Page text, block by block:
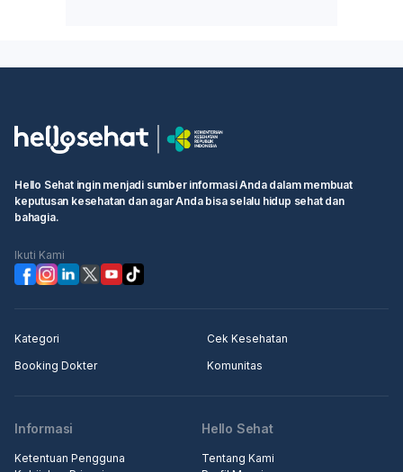
Hello Sehat ingin menjadi sumber informasi Anda dalam membuat
keputusan kesehatan dan agar Anda bisa selalu hidup sehat dan
bahagia.
Ikuti Kami
Kategori
Cek Kesehatan
Booking Dokter
Komunitas
Informasi
Ketentuan Pengguna
Hello Sehat
Tentang Kami